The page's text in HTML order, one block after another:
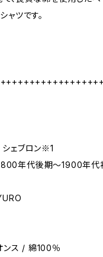
ャツです。
ェブロン※1
年代後期〜1900年代
ス / 綿100％